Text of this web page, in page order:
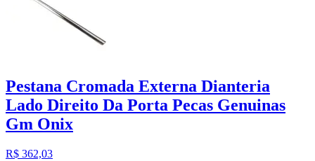
Pestana Cromada Externa Dianteria
Lado Direito Da Porta Pecas Genuinas
Gm Onix
R$ 362,03